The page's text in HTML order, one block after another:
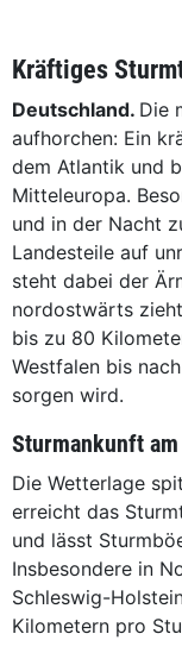
Kräftiges
Deutschland. Die
aufhorchen: Ein
dem Atlantik und
Mitteleuropa.
und in der Nacht
Landesteile auf
steht dabei der
nordostwärts
bis zu 80
Westfalen bis
sorgen wird.
Sturmankunft
Die Wetterlage
erreicht das
und lässt
Insbesondere in
Schleswig-
Kilometern pro